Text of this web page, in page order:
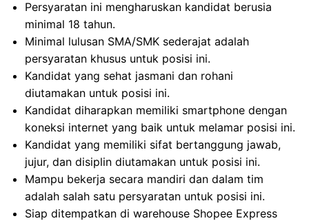
Persyaratan ini mengharuskan kandidat berusia
minimal 18 tahun.
Minimal lulusan SMA/SMK sederajat adalah
persyaratan khusus untuk posisi ini.
Kandidat yang sehat jasmani dan rohani
diutamakan untuk posisi ini.
Kandidat diharapkan memiliki smartphone dengan
koneksi internet yang baik untuk melamar posisi ini.
Kandidat yang memiliki sifat bertanggung jawab,
jujur, dan disiplin diutamakan untuk posisi ini.
Mampu bekerja secara mandiri dan dalam tim
adalah salah satu persyaratan untuk posisi ini.
Siap ditempatkan di warehouse Shopee Express